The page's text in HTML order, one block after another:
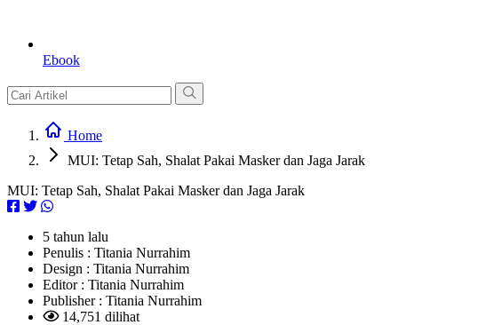
Ebook
Home
MUI: Tetap Sah, Shalat Pakai Masker dan Jaga Jarak
MUI: Tetap Sah, Shalat Pakai Masker dan Jaga Jarak
5 tahun lalu
Penulis : Titania Nurrahim
Design : Titania Nurrahim
Editor : Titania Nurrahim
Publisher : Titania Nurrahim
14,751 dilihat